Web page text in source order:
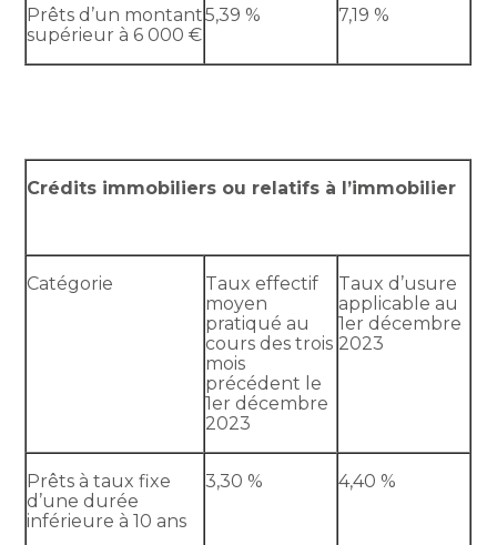
Prêts d’un montant
supérieur à 6 000 €
5,39 % 7,19 %
Crédits immobiliers ou relatifs à l’immobilier
Catégorie
Taux effectif
moyen
pratiqué au
cours des trois
mois
précédent le
1er décembre
2023
Taux d’usure
applicable au
1er décembre
2023
Prêts à taux fixe
d’une durée
inférieure à 10 ans
3,30 % 4,40 %